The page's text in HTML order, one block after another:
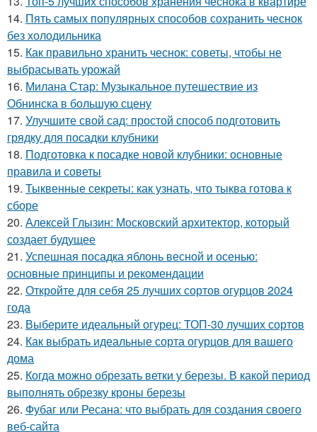
14. Пять самых популярных способов сохранить чеснок
без холодильника
15. Как правильно хранить чеснок: советы, чтобы не
выбрасывать урожай
16. Милана Стар: Музыкальное путешествие из
Обнинска в большую сцену
17. Улучшите свой сад: простой способ подготовить
грядку для посадки клубники
18. Подготовка к посадке новой клубники: основные
правила и советы
19. Тыквенные секреты: как узнать, что тыква готова к
сборе
20. Алексей Глызин: Московский архитектор, который
создает будущее
21. Успешная посадка яблонь весной и осенью:
основные принципы и рекомендации
22. Откройте для себя 25 лучших сортов огурцов 2024
года
23. Выберите идеальный огурец: ТОП-30 лучших сортов
24. Как выбрать идеальные сорта огурцов для вашего
дома
25. Когда можно обрезать ветки у березы. В какой период
выполнять обрезку кроны березы
26. Фубаг или Ресана: что выбрать для создания своего
веб-сайта